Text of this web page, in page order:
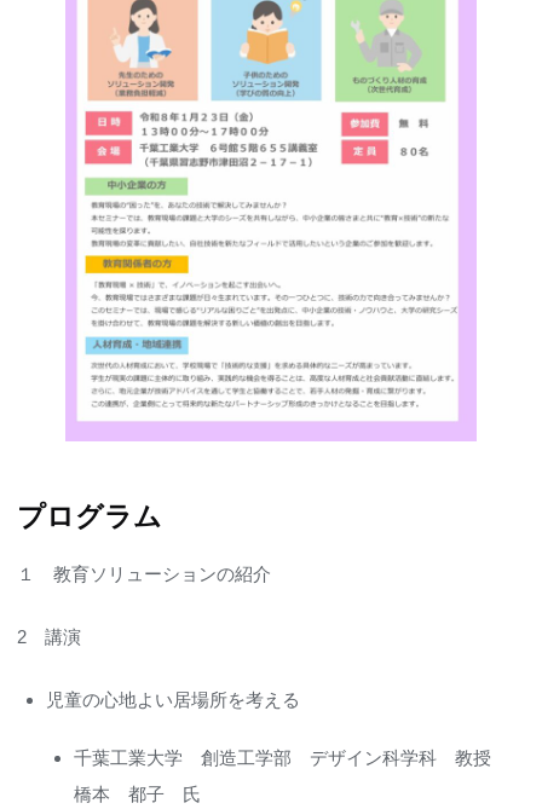
プログラム
１ 教育ソリューションの紹介
2 講演
児童の心地よい居場所を考える
千葉工業大学 創造工学部 デザイン科学科 教授
橋本 都子 氏